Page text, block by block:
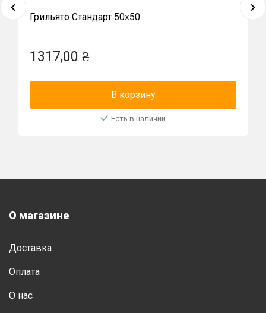
Грильято Стандарт 50x50
1317,00 ₴
В корзину
Есть в наличии
О магазине
Доставка
Оплата
О нас